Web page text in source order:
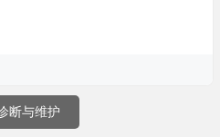
断与维护